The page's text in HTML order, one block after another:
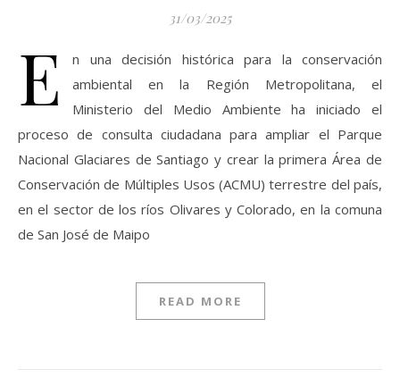
31/03/2025
E
n una decisión histórica para la conservación
ambiental en la Región Metropolitana, el
Ministerio del Medio Ambiente ha iniciado el
proceso de consulta ciudadana para ampliar el Parque
Nacional Glaciares de Santiago y crear la primera Área de
Conservación de Múltiples Usos (ACMU) terrestre del país,
en el sector de los ríos Olivares y Colorado, en la comuna
de San José de Maipo​
READ MORE